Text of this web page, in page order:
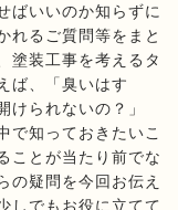
ばいいのか知らずに
れるご質問等をまと
塗装工事を考えるタ
ば、「臭いはす
られないの？」
で知っておきたいこ
ことが当たり前でな
の疑問を今回お伝え
しでもお役に立てて